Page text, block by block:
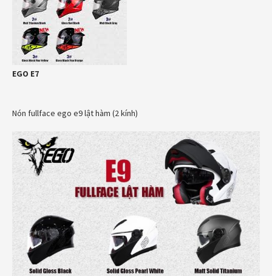
EGO E7
Nón fullface ego e9 lật hàm (2 kính)